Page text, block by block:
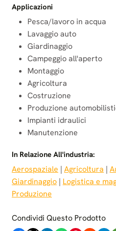
Applicazioni
Pesca/lavoro in acqua
Lavaggio auto
Giardinaggio
Campeggio all'aperto
Montaggio
Agricoltura
Costruzione
Produzione
Impianti idraulici
Manutenzione
In Relazione All'industria:
Aerospaziale | Agricoltura |
Giardinaggio | Logistica e
Produzione
Condividi Questo Prodotto